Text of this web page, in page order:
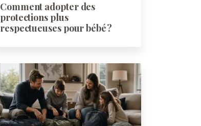
Comment adopter des
protections plus
respectueuses pour bébé ?